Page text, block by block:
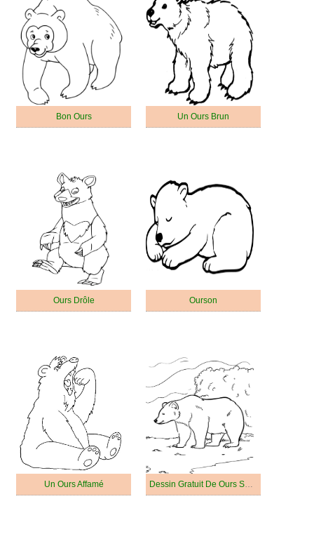
Bon Ours Un Ours Brun
Ours Drôle Ourson
Un Ours Affamé